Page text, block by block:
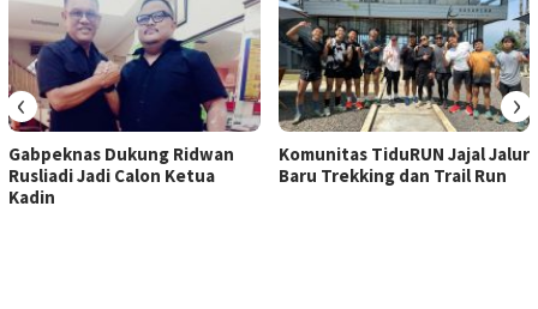
Gabpeknas Dukung Ridwan
Rusliadi Jadi Calon Ketua
Kadin
Komunitas TiduRUN Jajal Jalur
Baru Trekking dan Trail Run
‹ ›